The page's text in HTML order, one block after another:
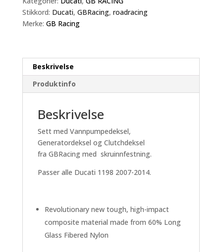
Stikkord: Ducati, GBRacing, roadracing
Merke: GB Racing
Beskrivelse
Produktinfo
Beskrivelse
Sett med Vannpumpedeksel,
Generatordeksel og Clutchdeksel
fra GBRacing med skruinnfestning.
Passer alle Ducati 1198 2007-2014.
Revolutionary new tough, high-impact
composite material made from 60% Long
Glass Fibered Nylon